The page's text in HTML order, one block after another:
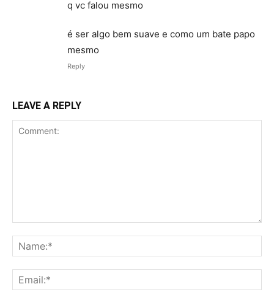
q vc falou mesmo
é ser algo bem suave e como um bate papo
mesmo
Reply
LEAVE A REPLY